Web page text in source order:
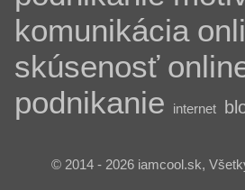
komunikácia
skúsenosť
podnikanie
internet
© 2014 - 2026 iamcool.sk,